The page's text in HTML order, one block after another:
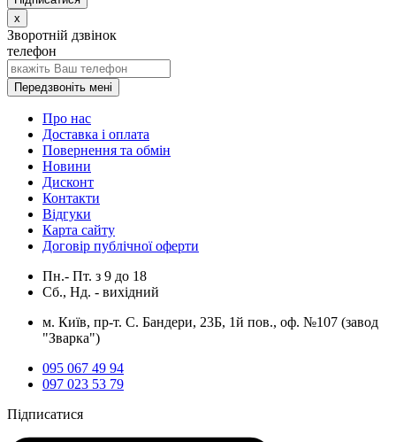
x
Зворотній дзвінок
телефон
Передзвоніть мені
Про нас
Доставка і оплата
Повернення та обмін
Новини
Дисконт
Контакти
Відгуки
Карта сайту
Договір публічної оферти
Пн.- Пт. з 9 до 18
Сб., Нд. - вихідний
м. Київ, пр-т. С. Бандери, 23Б, 1й пов., оф. №107 (завод
"Зварка")
095 067 49 94
097 023 53 79
Підписатися